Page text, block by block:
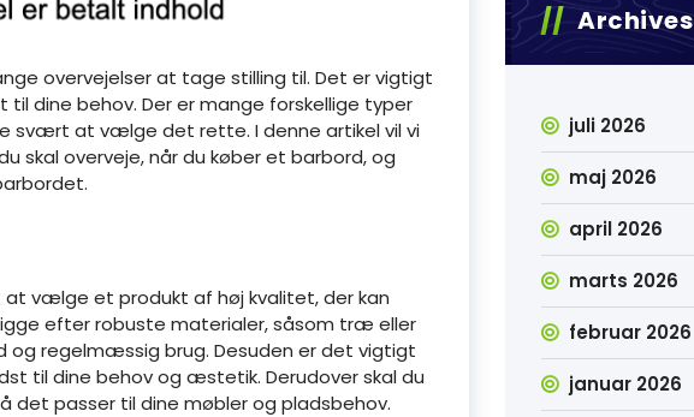
overvejelser at tage stilling til. Det er vigtigt
dine behov. Der er mange forskellige typer
svært at vælge det rette. I denne artikel vil vi
skal overveje, når du køber et barbord, og
vælge et produkt af høj kvalitet, der kan
efter robuste materialer, såsom træ eller
regelmæssig brug. Desuden er det vigtigt
til dine behov og æstetik. Derudover skal du
passer til dine møbler og pladsbehov.
Archives
juli 2026
maj 2026
april 2026
marts 2026
februar 2026
januar 2026